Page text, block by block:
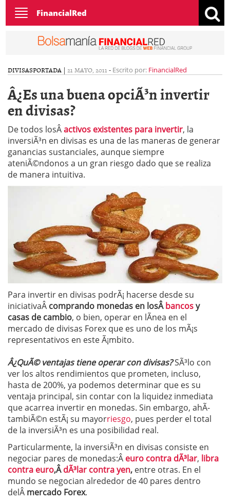
Toggle
navigation
FinancialRed
DIVISASPORTADA | 21 MAYO, 2011 - Escrito por: FinancialRed
Â¿Es una buena opciÃ³n invertir
en divisas?
De todos losÂactivos existentes para invertir, la
inversiÃ³n en divisas es una de las maneras de generar
ganancias sustanciales, aunque siempre
ateniÃ©ndonos a un gran riesgo dado que se realiza
de manera intuitiva.
Para invertir en divisas podrÃ¡ hacerse desde su
iniciativaÂ comprando monedas en losÂbancosy
casas de cambio, o bien, operar en lÃ­nea en el
mercado de divisas Forex que es uno de los mÃ¡s
representativos en este Ã¡mbito.
Â¿QuÃ© ventajas tiene operar con divisas?SÃ³lo con
ver los altos rendimientos que prometen, incluso,
hasta de 200%, ya podemos determinar que es su
ventaja principal, sin contar con la liquidez inmediata
que acarrea invertir en monedas. Sin embargo, ahÃ­
tambiÃ©n estÃ¡ su mayorriesgo, pues perder el total
de la inversiÃ³n es una posibilidad real.
Particularmente, la inversiÃ³n en divisas consiste en
negociar pares de monedas:Â euro contra dÃ³lar, libra
contra euro,ÂdÃ³lar contra yen, entre otras. En el
mundo se negocian alrededor de 40 pares dentro
delÂ mercado Forex.